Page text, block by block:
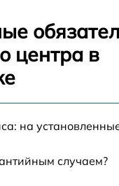
центра в
на
случаем?